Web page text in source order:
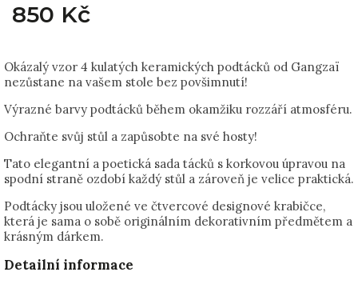
850 Kč
Okázalý vzor 4 kulatých keramických podtácků od Gangzaï
nezůstane na vašem stole bez povšimnutí!
Výrazné barvy podtácků během okamžiku rozzáří atmosféru.
Ochraňte svůj stůl a zapůsobte na své hosty!
Tato elegantní a poetická sada tácků s korkovou úpravou na
spodní straně ozdobí každý stůl a zároveň je velice praktická.
Podtácky jsou uložené ve čtvercové designové krabičce,
která je sama o sobě originálním dekorativním předmětem a
krásným dárkem.
Detailní informace